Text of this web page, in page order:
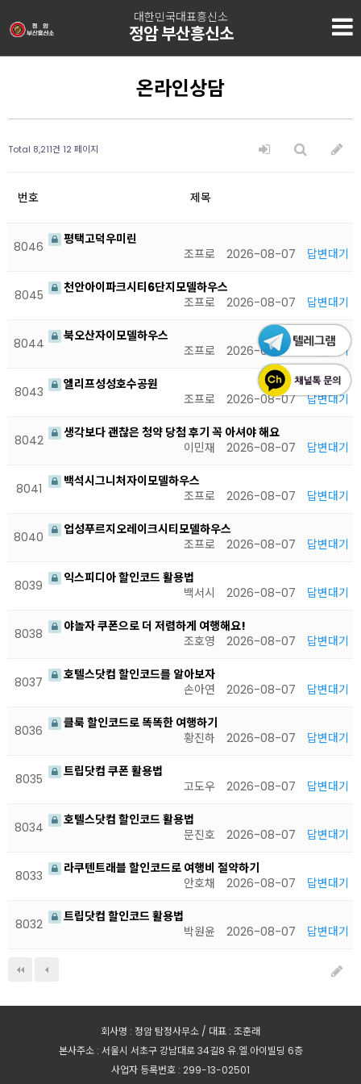
대한민국대표흥신소
정암 부산흥신소
온라인상담
Total 8,211건 12 페이지
번호 제목
8046
평택고덕우미린
조프로
2026-08-07 답변대기
8045
천안아이파크시티6단지모델하우스
조프로
2026-08-07 답변대기
8044
북오산자이모델하우스
조프로
2026-08-07 답변대기
8043
엘리프성성호수공원
조프로
2026-08-07 답변대기
8042
생각보다 괜찮은 청약 당첨 후기 꼭 아셔야 해요
이민재
2026-08-07 답변대기
8041
백석시그니처자이모델하우스
조프로
2026-08-07 답변대기
8040
업성푸르지오레이크시티모델하우스
조프로
2026-08-07 답변대기
8039
익스피디아 할인코드 활용법
백서시
2026-08-07 답변대기
8038
야놀자 쿠폰으로 더 저렴하게 여행해요!
조호영
2026-08-07 답변대기
8037
호텔스닷컴 할인코드를 알아보자
손아연
2026-08-07 답변대기
8036
클룩 할인코드로 똑똑한 여행하기
황진하
2026-08-07 답변대기
8035
트립닷컴 쿠폰 활용법
고도우
2026-08-07 답변대기
8034
호텔스닷컴 할인코드 활용법
문진호
2026-08-07 답변대기
8033
라쿠텐트래블 할인코드로 여행비 절약하기
안호채
2026-08-07 답변대기
8032
트립닷컴 할인코드 활용법
박원윤
2026-08-07 답변대기
회사명 : 정암 탐정사무소 / 대표 : 조훈래
본사주소 : 서울시 서초구 강남대로 34길8 유.엘.아이빌딩 6층
사업자 등록번호 : 299-13-02501